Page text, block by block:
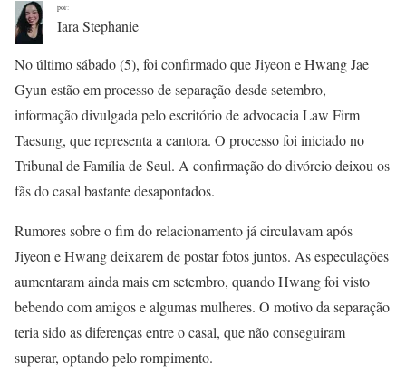
por:
Iara Stephanie
No último sábado (5), foi confirmado que Jiyeon e Hwang Jae
Gyun estão em processo de separação desde setembro,
informação divulgada pelo escritório de advocacia Law Firm
Taesung, que representa a cantora. O processo foi iniciado no
Tribunal de Família de Seul. A confirmação do divórcio deixou os
fãs do casal bastante desapontados.
Rumores sobre o fim do relacionamento já circulavam após
Jiyeon e Hwang deixarem de postar fotos juntos. As especulações
aumentaram ainda mais em setembro, quando Hwang foi visto
bebendo com amigos e algumas mulheres. O motivo da separação
teria sido as diferenças entre o casal, que não conseguiram
superar, optando pelo rompimento.